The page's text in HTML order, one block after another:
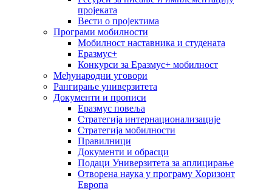
пројеката
Вести о пројектима
Програми мобилности
Мобилност наставника и студената
Еразмус+
Конкурси за Еразмус+ мобилност
Међународни уговори
Рангирање универзитета
Документи и прописи
Еразмус повеља
Стратегија интернационализације
Стратегија мобилности
Правилници
Документи и обрасци
Подаци Универзитета за аплицирање
Отворена наука у програму Хоризонт
Европа